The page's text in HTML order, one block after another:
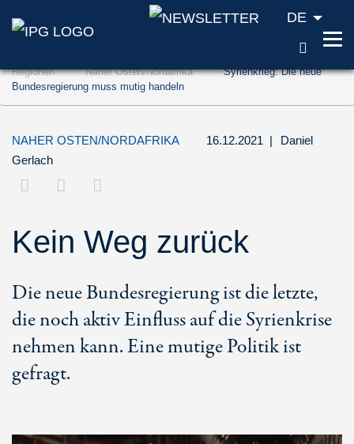
Zum Inhalt springen (Accesskey '1')
Zur Suche springen (Accesskey '2')
DE
Regionen Naher Osten/Nordafrika
Syrienkrieg: Die neue
Bundesregierung muss mutig handeln
NAHER OSTEN/NORDAFRIKA 16.12.2021 |
Daniel
Gerlach
Kein Weg zurück
Die neue Bundesregierung ist die letzte,
die noch aktiv Einfluss auf die Syrienkrise
nehmen kann. Eine mutige Politik ist
gefragt.